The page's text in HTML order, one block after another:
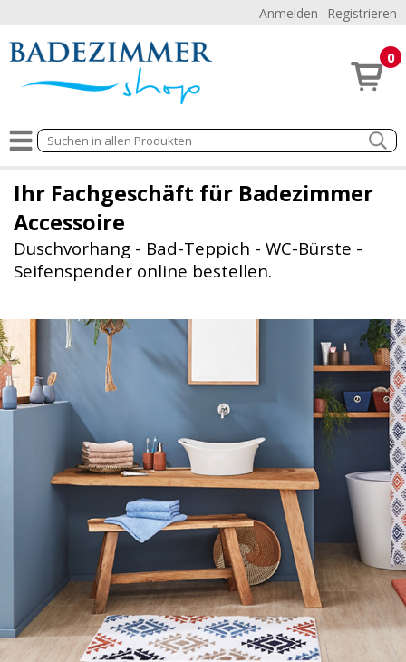
Anmelden Registrieren
0
Ihr Fachgeschäft für Badezimmer
Accessoire
Duschvorhang - Bad-Teppich - WC-Bürste -
Seifenspender online bestellen.